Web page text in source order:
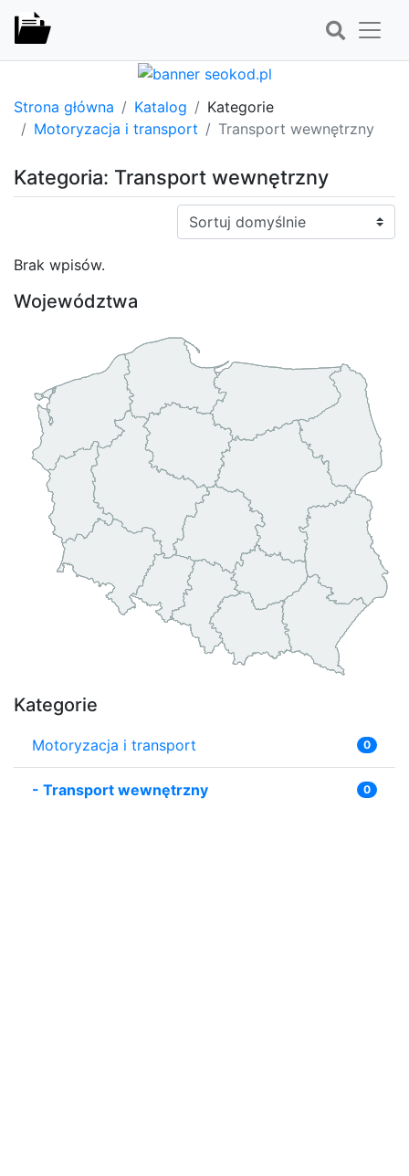
Strona główna Katalog
Kategorie
Motoryzacja i transport
Transport wewnętrzny
Kategoria: Transport wewnętrzny
Sortuj:
Brak wpisów.
Województwa
Kategorie
Motoryzacja i transport 0
- Transport wewnętrzny 0